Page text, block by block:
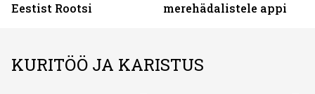
Eestist Rootsi
merehädalistele appi
KURITÖÖ JA KARISTUS